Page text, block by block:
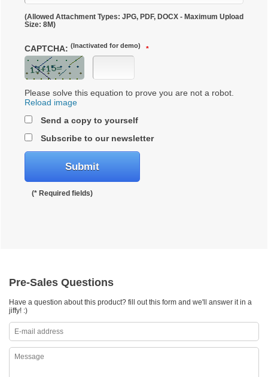
(Allowed Attachment Types: JPG, PDF, DOCX - Maximum Upload
Size: 8M)
CAPTCHA: (Inactivated for demo)
Please solve this equation to prove you are not a robot.
Reload image
Send a copy to yourself
Subscribe to our newsletter
(* Required fields)